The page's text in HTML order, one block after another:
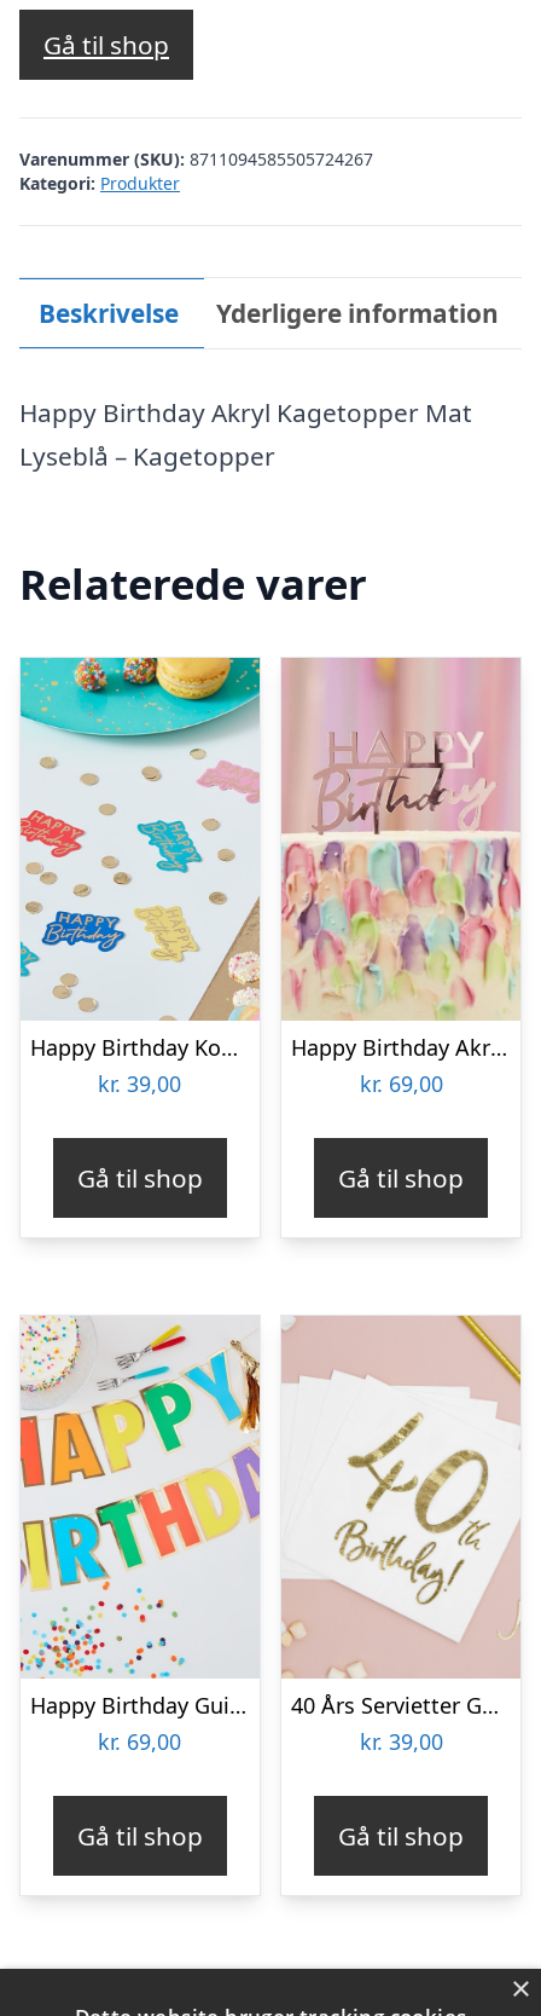
Gå til shop
Varenummer (SKU): 8711094585505724267
Kategori: Produkter
Beskrivelse Yderligere information
Happy Birthday Akryl Kagetopper Mat
Lyseblå – Kagetopper
Relaterede varer
Happy Birthday Konfetti Multifarvet
kr. 39,00
Gå til shop
Happy Birthday Akryl Kagetopper Rosaguld
kr. 69,00
Gå til shop
Happy Birthday Guirlande Multifarvet/Guld
kr. 69,00
Gå til shop
40 Års Servietter Guld/Hvid
kr. 39,00
Gå til shop
×